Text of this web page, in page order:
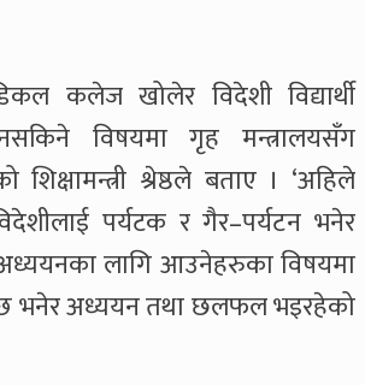
कलेज खोलेर विदेशी विद्यार्थी
विषयमा गृह मन्त्रालयसँग
श्रेष्ठले बताए । ‘अहिले
पर्यटक र गैर–पर्यटन भनेर
लागि आउनेहरुका विषयमा
भनेर अध्ययन तथा छलफल भइरहेको